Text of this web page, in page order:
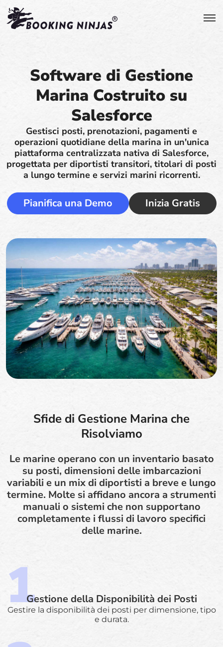
Software di Gestione
Marina Costruito su
Salesforce
Gestisci posti, prenotazioni, pagamenti e
operazioni quotidiane della marina in un'unica
piattaforma centralizzata nativa di Salesforce,
progettata per diportisti transitori, titolari di posti
a lungo termine e servizi marini ricorrenti.
Pianifica una Demo Inizia Gratis
Sfide di Gestione Marina che
Risolviamo
Le marine operano con un inventario basato
su posti, dimensioni delle imbarcazioni
variabili e un mix di diportisti a breve e lungo
termine. Molte si affidano ancora a strumenti
manuali o sistemi che non supportano
completamente i flussi di lavoro specifici
delle marine.
Gestione della Disponibilità dei Posti
Gestire la disponibilità dei posti per dimensione, tipo
e durata.